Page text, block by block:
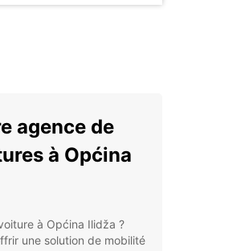
agence de
à Općina
à Općina Ilidža ?
une solution de mobilité